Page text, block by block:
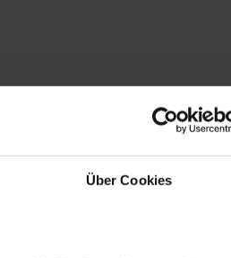
Über Cookies